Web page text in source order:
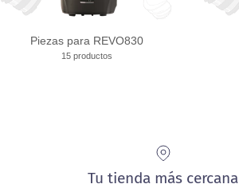
Piezas para REVO830
15 productos
Tu tienda más cercana